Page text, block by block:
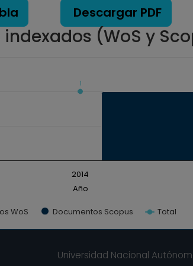
Descargar PDF
(WoS y
0 to 1.
Año
1
WoS Documentos Scopus Total
2014
Universidad Nacional